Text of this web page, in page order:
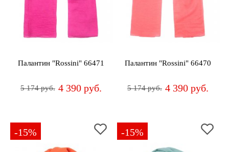
Палантин "Rossini" 66471
5 174 руб. 4 390 руб.
Палантин "Rossini" 66470
5 174 руб. 4 390 руб.
-15% -15%